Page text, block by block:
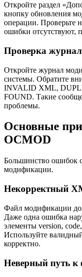
Откройте раздел
кнопку обновления
операции. Проверьте
ошибки отсутствуют,
Проверка
Откройте журнал
системы. Обратите
INVALID XML,
FOUND. Такие
проблемы.
Основные
OCMOD
Большинство ошибок
модификации.
Некорректный
Файл модификации
Даже одна ошибка
элементы version,
Используйте
корректно.
Неверный путь к